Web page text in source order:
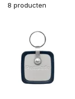
8 producten